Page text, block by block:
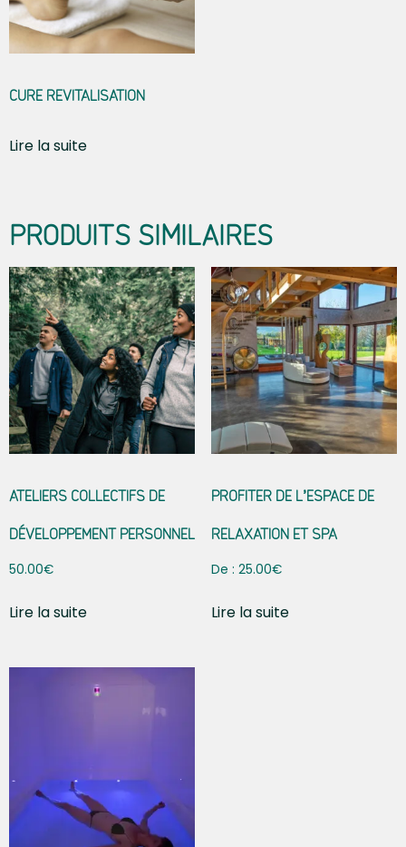
CURE REVITALISATION
Lire la suite
PRODUITS SIMILAIRES
ATELIERS COLLECTIFS DE
DÉVELOPPEMENT PERSONNEL
50.00€
Lire la suite
PROFITER DE L’ESPACE DE
RELAXATION ET SPA
De : 25.00€
Lire la suite